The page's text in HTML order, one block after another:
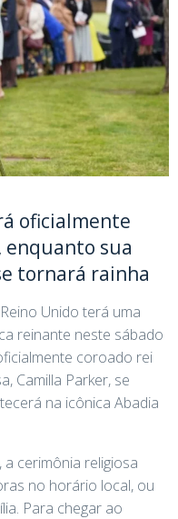
oficialmente
enquanto sua
tornará rainha
Unido terá uma
reinante neste sábado
coroado rei
Camilla Parker, se
na icônica Abadia
cerimônia religiosa
no horário local, ou
Para chegar ao